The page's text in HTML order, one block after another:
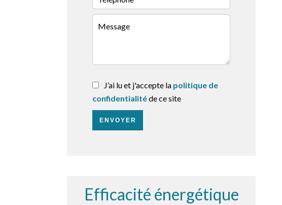
J’ai lu et j'accepte la politique de
confidentialitéde ce site
ENVOYER
Efficacité énergétique